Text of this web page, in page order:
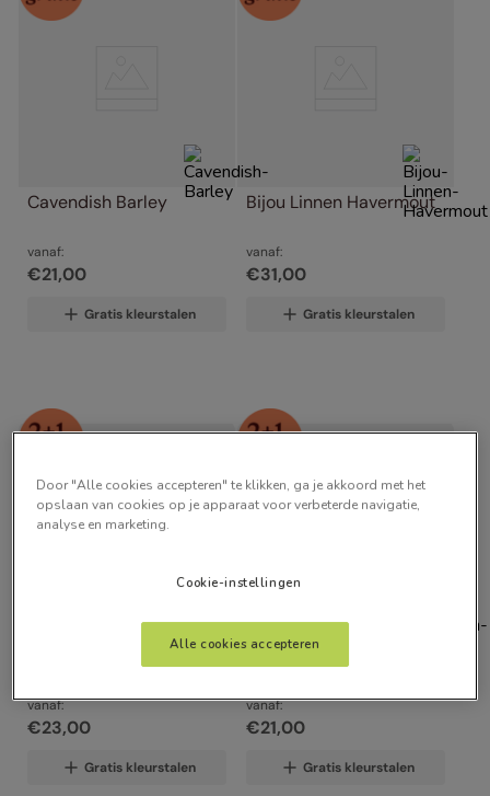
Cavendish Barley
vanaf:
€21,00
Gratis kleurstalen
Bijou Linnen Havermout
vanaf:
€31,00
Gratis kleurstalen
Eco-Friendly Isabella
vanaf:
€23,00
Gratis kleurstalen
Cavendish Crème
vanaf:
€21,00
Gratis kleurstalen
Door "Alle cookies accepteren" te klikken, ga je akkoord met het
opslaan van cookies op je apparaat voor verbeterde navigatie,
analyse en marketing.
Cookie-instellingen
Alle cookies accepteren